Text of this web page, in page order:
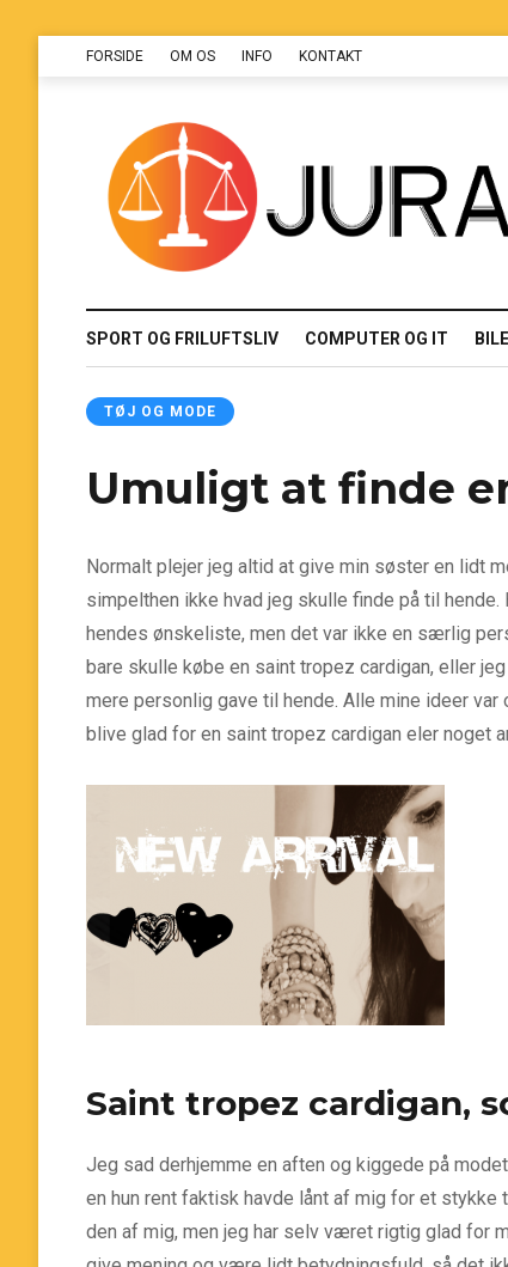
FORSIDE OM OS INFO KONTAKT
SPORT OG FRILUFTSLIV COMPUTER OG IT
TØJ OG MODE
Umuligt at finde
Normalt plejer jeg altid at give min søster en lidt
simpelthen ikke hvad jeg skulle finde på til
hendes ønskeliste, men det var ikke en særlig
bare skulle købe en saint tropez cardigan, eller
mere personlig gave til hende. Alle mine ideer
blive glad for en saint tropez cardigan eler noget
Saint tropez cardigan,
Jeg sad derhjemme en aften og kiggede på
en hun rent faktisk havde lånt af mig for et stykke
den af mig, men jeg har selv været rigtig glad for